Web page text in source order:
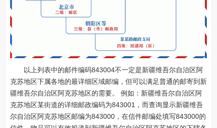
以上列表中的邮件编码843004不一定是新疆维吾尔自治区阿
克苏地区下属各地的最详细区域邮编，但可以满足普通的邮寄到新
疆维吾尔自治区阿克苏地区的需要。 例如：新疆维吾尔自治区阿
克苏地区某街道的详细邮政编码为843001，而查询显示新疆维吾
尔自治区阿克苏地区邮编为843000，在信件邮编处填写843000的